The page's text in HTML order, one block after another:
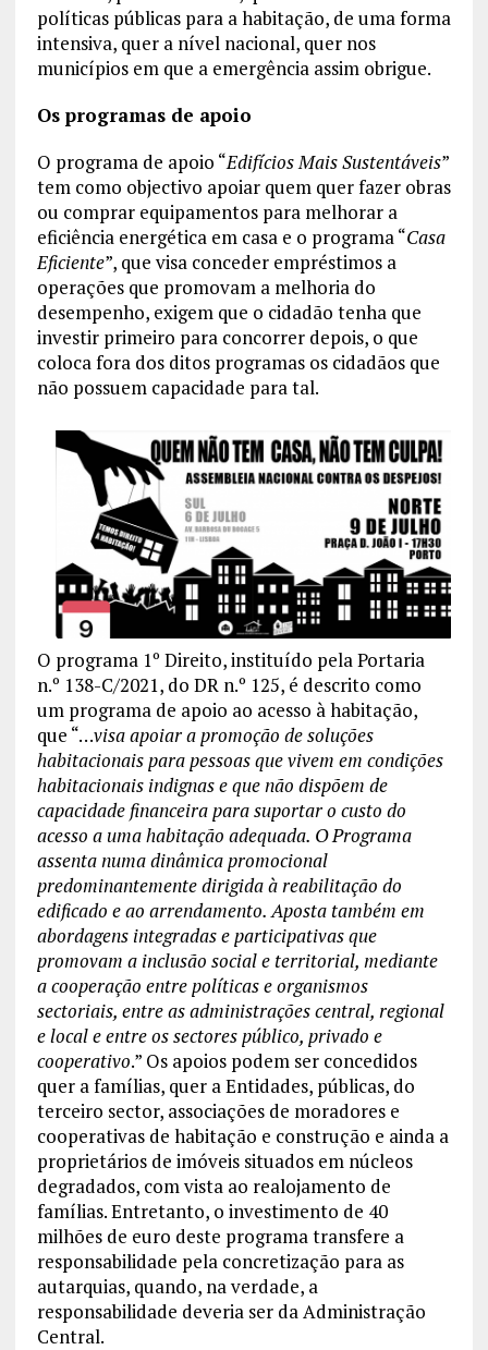
políticas públicas para a habitação, de uma forma
intensiva, quer a nível nacional, quer nos
municípios em que a emergência assim obrigue.
Os programas de apoio
O programa de apoio “Edifícios Mais Sustentáveis”
tem como objectivo apoiar quem quer fazer obras
ou comprar equipamentos para melhorar a
eficiência energética em casa e o programa “Casa
Eficiente”, que visa conceder empréstimos a
operações que promovam a melhoria do
desempenho, exigem que o cidadão tenha que
investir primeiro para concorrer depois, o que
coloca fora dos ditos programas os cidadãos que
não possuem capacidade para tal.
O programa 1º Direito, instituído pela Portaria
n.º 138-C/2021, do DR n.º 125, é descrito como
um programa de apoio ao acesso à habitação,
que “…visa apoiar a promoção de soluções
habitacionais para pessoas que vivem em condições
habitacionais indignas e que não dispõem de
capacidade financeira para suportar o custo do
acesso a uma habitação adequada. O Programa
assenta numa dinâmica promocional
predominantemente dirigida à reabilitação do
edificado e ao arrendamento. Aposta também em
abordagens integradas e participativas que
promovam a inclusão social e territorial, mediante
a cooperação entre políticas e organismos
sectoriais, entre as administrações central, regional
e local e entre os sectores público, privado e
cooperativo.” Os apoios podem ser concedidos
quer a famílias, quer a Entidades, públicas, do
terceiro sector, associações de moradores e
cooperativas de habitação e construção e ainda a
proprietários de imóveis situados em núcleos
degradados, com vista ao realojamento de
famílias. Entretanto, o investimento de 40
milhões de euro deste programa transfere a
responsabilidade pela concretização para as
autarquias, quando, na verdade, a
responsabilidade deveria ser da Administração
Central.